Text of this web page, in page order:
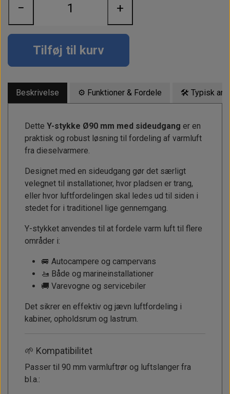
Busbars
Landstrømskabler
Paneler & Kontakter
Sikringer
Værktøj
Motorbeslag
Brændstoftank
Gori propeller
instrumenter
Additive
Epoxy
El-artikler
Diverse
Solceller
Outlet
Udlejning af bådudstyr
Hvem er vi
Kontakt
Forhandler login
− +
Tilføj til kurv
Beskrivelse ⚙️ Funktioner & Fordele 🛠 Typisk
Dette Y-stykke Ø90 mm med sideudgang er en
praktisk og robust løsning til fordeling af varmluft
fra dieselvarmere.
Designet med en sideudgang gør det særligt
velegnet til installationer, hvor pladsen er trang,
eller hvor luftfordelingen skal ledes ud til siden i
stedet for i traditionel lige gennemgang.
Y-stykket anvendes til at fordele varm luft til flere
områder i:
🚐 Autocampere og campervans
🚤 Både og marineinstallationer
🚚 Varevogne og servicebiler
Det sikrer en effektiv og jævn luftfordeling i
kabiner, opholdsrum og lastrum.
🌱 Kompatibilitet
Passer til 90 mm varmluftrør og luftslanger fra
bl.a.: